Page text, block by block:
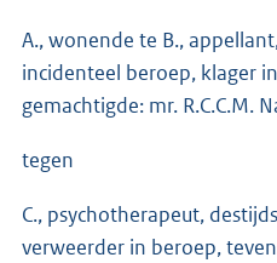
A., wonende te B.,
incidenteel beroep, klager
gemachtigde: mr. R.C.C.M.
tegen
C., psychotherapeut,
verweerder in beroep,